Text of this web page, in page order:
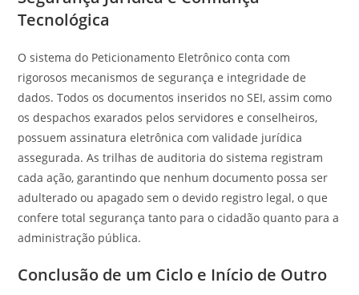
Tecnológica
O sistema do Peticionamento Eletrônico conta com
rigorosos mecanismos de segurança e integridade de
dados. Todos os documentos inseridos no SEI, assim como
os despachos exarados pelos servidores e conselheiros,
possuem assinatura eletrônica com validade jurídica
assegurada. As trilhas de auditoria do sistema registram
cada ação, garantindo que nenhum documento possa ser
adulterado ou apagado sem o devido registro legal, o que
confere total segurança tanto para o cidadão quanto para a
administração pública.
Conclusão de um Ciclo e Início de Outro